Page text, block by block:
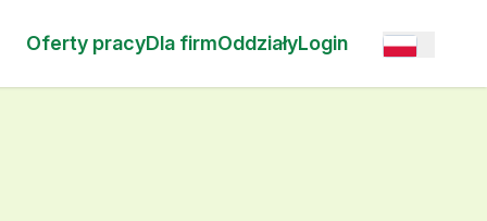
Oferty pracyDla firmOddziałyLogin Open